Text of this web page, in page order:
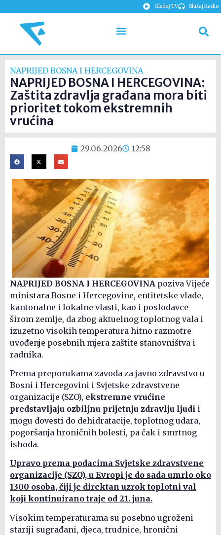
Gledaj TV Slušaj Radio
NAPRIJED BOSNA I HERCEGOVINA
NAPRIJED BOSNA I HERCEGOVINA:
Zaštita zdravlja građana mora biti
prioritet tokom ekstremnih
vrućina
29.06.2026 12:58
NAPRIJED BOSNA I HERCEGOVINA poziva Vijeće
ministara Bosne i Hercegovine, entitetske vlade,
kantonalne i lokalne vlasti, kao i poslodavce
širom zemlje, da zbog aktuelnog toplotnog vala i
izuzetno visokih temperatura hitno razmotre
uvođenje posebnih mjera zaštite stanovništva i
radnika.
Prema preporukama zavoda za javno zdravstvo u
Bosni i Hercegovini i Svjetske zdravstvene
organizacije (SZO), ekstremne vrućine
predstavljaju ozbiljnu prijetnju zdravlju ljudi i
mogu dovesti do dehidratacije, toplotnog udara,
pogoršanja hroničnih bolesti, pa čak i smrtnog
ishoda.
Upravo prema podacima Svjetske zdravstvene
organizacije (SZO), u Evropi je do sada umrlo oko
1300 osoba, čiji je direktan uzrok toplotni val
koji kontinuirano traje od 21. juna.
Visokim temperaturama su posebno ugroženi
stariji sugrađani, djeca, trudnice, hronični